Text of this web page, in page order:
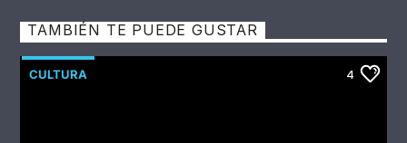
TAMBIÉN TE PUEDE GUSTAR
CULTURA 4